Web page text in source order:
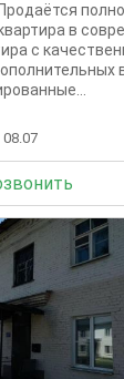
в
с
08.07